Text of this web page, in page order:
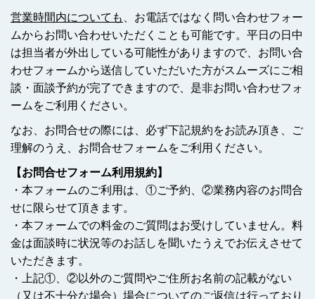
営業時間内についても 、お電話ではなく問い合わせフォー
ムからお問い合わせいただくことも可能です。平日の日中
は担当者が外出している可能性がありますので、お問い合
わせフォームから送信していただいた方がスムーズにご相
談・面談予約が完了できますので、是非お問い合わせフォ
ームをご利用ください。
なお、お問合せの際には、必ず下記規約をお読み頂き、ご
理解のうえ、お問合せフォームをご利用ください。
【お問合せフォーム利用規約】
・本フォームのご利用は、①ご予約、②業務内容のお問合
せに限らせて頂きます。
・本フォームでの料金のご質問はお受けしていません。料
金は面談時に状況等のお話しを聞いたうえでお伝えさせて
いただきます。
・上記①、②以外のご質問やご住所お名前の記載がない
（又は不十分な場合）場合についてのご返信は行っており